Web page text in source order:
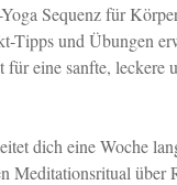
Sequenz für
Tipps und Übungen
für eine sanfte, leckere
dich eine Woche
Meditationsritual über